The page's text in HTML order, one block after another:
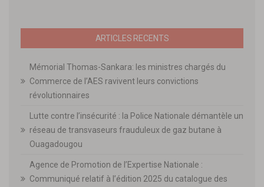
ARTICLES RECENTS
Mémorial Thomas-Sankara: les ministres chargés du
Commerce de l’AES ravivent leurs convictions
révolutionnaires
Lutte contre l’insécurité : la Police Nationale démantèle un
réseau de transvaseurs frauduleux de gaz butane à
Ouagadougou
Agence de Promotion de l’Expertise Nationale :
Communiqué relatif à l’édition 2025 du catalogue des